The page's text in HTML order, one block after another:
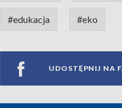
#edukacja #eko
UDOSTĘPNIJ NA